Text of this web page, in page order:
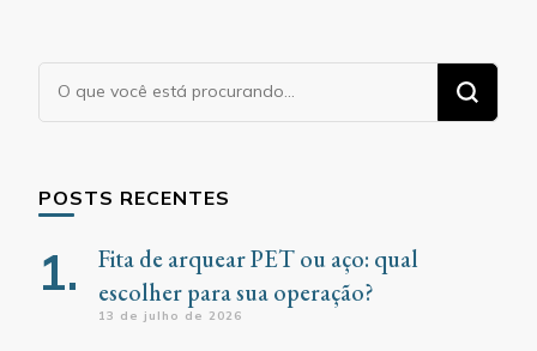
Procurando
algo?
POSTS RECENTES
Fita de arquear PET ou aço: qual
escolher para sua operação?
13 de julho de 2026